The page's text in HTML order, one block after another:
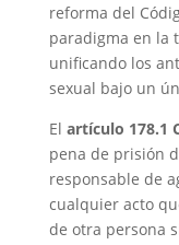
reforma del
paradigma en la
unificando los
sexual bajo un
El artículo 178.1
pena de prisión
responsable de
cualquier acto
de otra persona